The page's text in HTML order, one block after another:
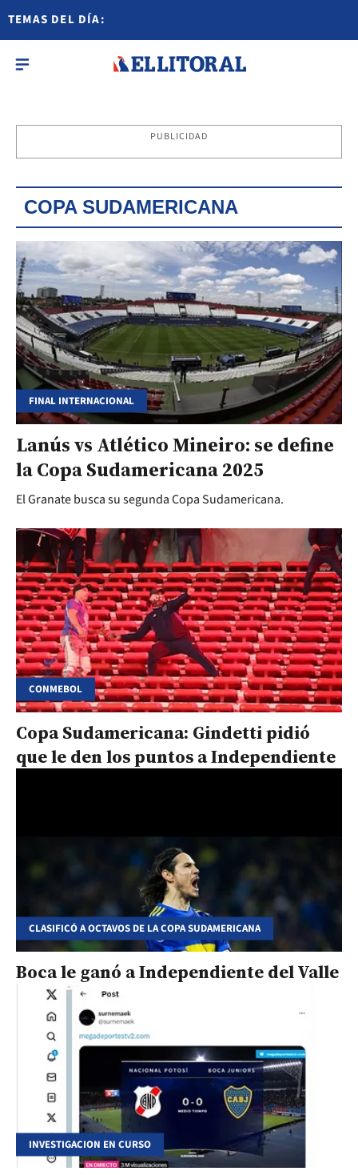
TEMAS DEL DÍA:
PUBLICIDAD
COPA SUDAMERICANA
FINAL INTERNACIONAL
Lanús vs Atlético Mineiro: se define
la Copa Sudamericana 2025
El Granate busca su segunda Copa Sudamericana.
CONMEBOL
Copa Sudamericana: Gindetti pidió
que le den los puntos a Independiente
CLASIFICÓ A OCTAVOS DE LA COPA SUDAMERICANA
Boca le ganó a Independiente del Valle
INVESTIGACION EN CURSO